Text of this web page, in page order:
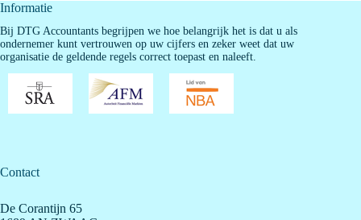
Informatie
Bij DTG Accountants begrijpen we hoe belangrijk het is dat u als
ondernemer kunt vertrouwen op uw cijfers en zeker weet dat uw
organisatie de geldende regels correct toepast en naleeft.
Contact
De Corantijn 65